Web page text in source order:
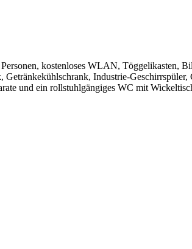
kostenloses WLAN, Töggelikasten,
Industrie-Geschirrspüler,
und ein rollstuhlgängiges WC mit